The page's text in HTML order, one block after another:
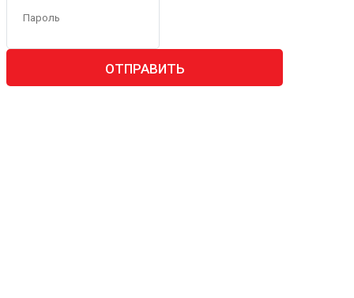
ОТПРАВИТЬ